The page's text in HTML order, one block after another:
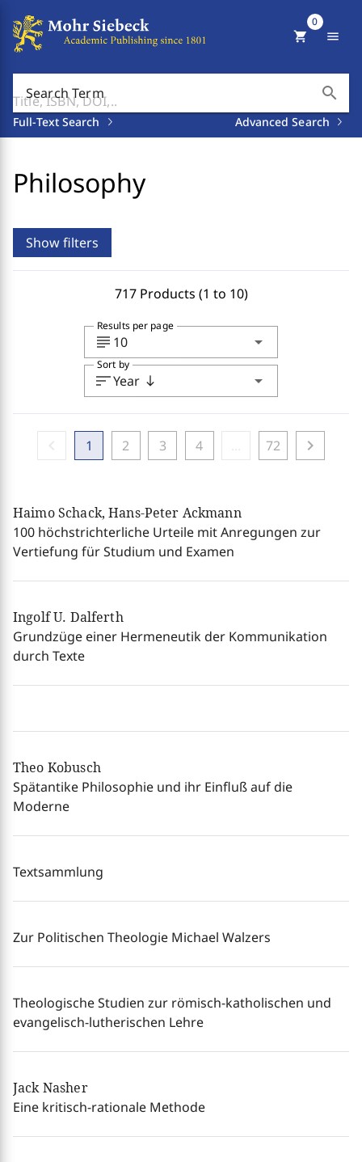
Search Term search
Full-Text Search Advanced Search
shopping_cart
0
menu
Philosophy
Show filters
717 Products (1 to 10)
subject 10 arrow_drop_down
Results per page
sortYear south arrow_drop_down
Sort by
1 2 3 4 72 chevron_right
Haimo Schack, Hans-Peter Ackmann
100 höchstrichterliche Urteile mit Anregungen zur
Vertiefung für Studium und Examen
Ingolf U. Dalferth
Grundzüge einer Hermeneutik der Kommunikation
durch Texte
Theo Kobusch
Spätantike Philosophie und ihr Einfluß auf die
Moderne
Textsammlung
Zur Politischen Theologie Michael Walzers
Theologische Studien zur römisch-katholischen und
evangelisch-lutherischen Lehre
Jack Nasher
Eine kritisch-rationale Methode